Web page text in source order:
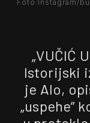
Foto:Instagram/
„VUČIĆ
Istorijski
je Alo,
„uspehe”